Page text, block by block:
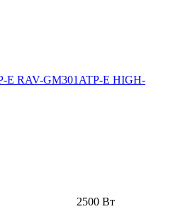
E RAV-GM301ATP-E HIGH-
2500 Вт